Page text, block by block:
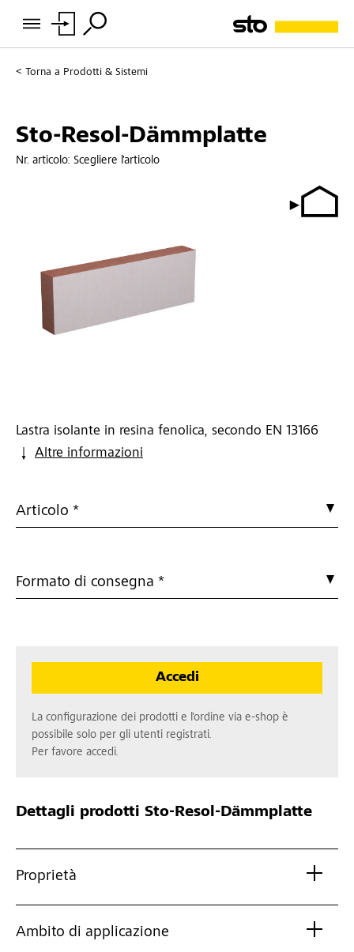
Torna a Prodotti & Sistemi
Sto-Resol-Dämmplatte
Nr. articolo: Scegliere l'articolo
Lastra isolante in resina fenolica, secondo EN 13166
Altre informazioni
Articolo *
Formato di consegna *
Accedi
La configurazione dei prodotti e l'ordine via e-shop è
possibile solo per gli utenti registrati.
Per favore accedi.
Dettagli prodotti Sto-Resol-Dämmplatte
Proprietà
Ambito di applicazione